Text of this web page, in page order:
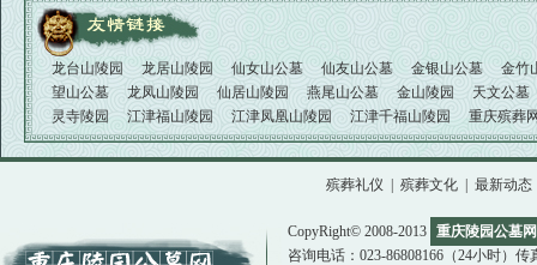
龙台山陵园 龙居山陵园 仙女山公墓 仙友山公墓 金银山公墓
金竹
望山公墓
龙凤山陵园 仙居山陵园 燕尾山公墓 金山陵园
天文公墓
灵寺陵园
江津福山陵园 江津凤凰山陵园 江津千福山陵园 重庆殡葬
殡葬礼仪 殡葬文化 最新动态
CopyRight© 2008-2013 重庆陵园公墓网
咨询电话：023-86808166（24小时）传